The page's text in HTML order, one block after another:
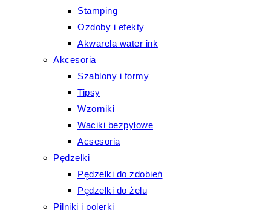
Stamping
Ozdoby i efekty
Akwarela water ink
Akcesoria
Szablony i formy
Tipsy
Wzorniki
Waciki bezpyłowe
Acsesoria
Pędzelki
Pędzelki do zdobień
Pędzelki do żelu
Pilniki i polerki